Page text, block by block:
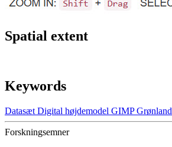
Spatial extent
Keywords
Datasæt Digital højdemodel GIMP Grønland
Forskningsemner